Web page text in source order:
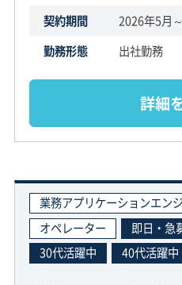
契約期間
2026年5月～
勤務形態
出社勤務
詳細
業務アプリケーションエン
オペレーター
即日・急
30代活躍中
40代活躍中